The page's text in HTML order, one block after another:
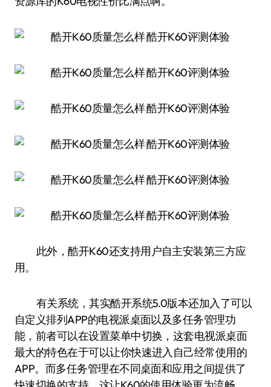
此外，酷开K60还支持用户自主安装第三方应
用。
有关系统，其实酷开系统5.0版本还加入了可以
自定义排列APP的电视派桌面以及多任务管理功
能，前者可以在设置菜单中切换，这套电视派桌面
最大的特色在于可以让你快速进入自己经常使用的
APP。而多任务管理在不同桌面和应用之间提供了